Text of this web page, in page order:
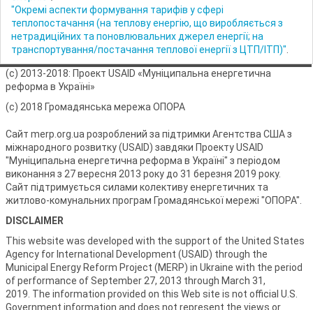
"Окремі аспекти формування тарифів у сфері
теплопостачання (на теплову енергію, що виробляється з
нетрадиційних та поновлювальних джерел енергії; на
транспортування/постачання теплової енергії з ЦТП/ІТП)"
(с) 2013-2018: Проект USAID «Муніципальна енергетична
реформа в Україні»
(с) 2018 Громадянська мережа ОПОРА
Сайт merp.org.ua розроблений за підтримки Агентства США з
міжнародного розвитку (USAID) завдяки Проекту USAID
"Муніципальна енергетична реформа в Україні" з періодом
виконання з 27 вересня 2013 року до 31 березня 2019 року.
Сайт підтримується силами колективу енергетичних та
житлово-комунальних програм Громадянської мережі "ОПОРА".
DISCLAIMER
This website was developed with the support of the United States
Agency for International Development (USAID) through the
Municipal Energy Reform Project (MERP) in Ukraine with the period
of performance of September 27, 2013 through March 31,
2019. The information provided on this Web site is not official U.S.
Government information and does not represent the views or